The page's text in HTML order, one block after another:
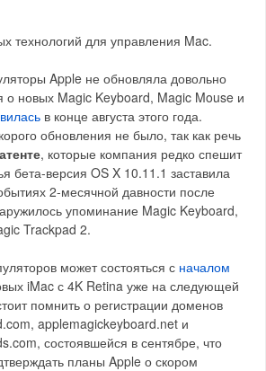
технологий для управления Mac.
Apple не обновляла довольно
новых Magic Keyboard, Magic Mouse и
в конце августа этого года.
обновления не было, так как речь
, которые компания редко спешит
бета-версия OS X 10.11.1 заставила
2-месячной давности после
упоминание Magic Keyboard,
Trackpad 2.
может состояться с началом
iMac с 4K Retina уже на следующей
помнить о регистрации доменов
applemagickeyboard.net и
состоявшейся в сентябре, что
планы Apple о скором